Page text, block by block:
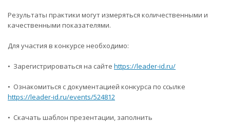
Результаты практики могут измеряться количественными и
качественными показателями.
Для участия в конкурсе необходимо:
• Зарегистрироваться на сайте https://leader-id.ru/
• Ознакомиться с документацией конкурса по ссылке
https://leader-id.ru/events/524812
• Скачать шаблон презентации, заполнить